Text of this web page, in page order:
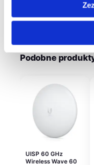
Podobne
UISP 60 GHz
Wireless Wave 60